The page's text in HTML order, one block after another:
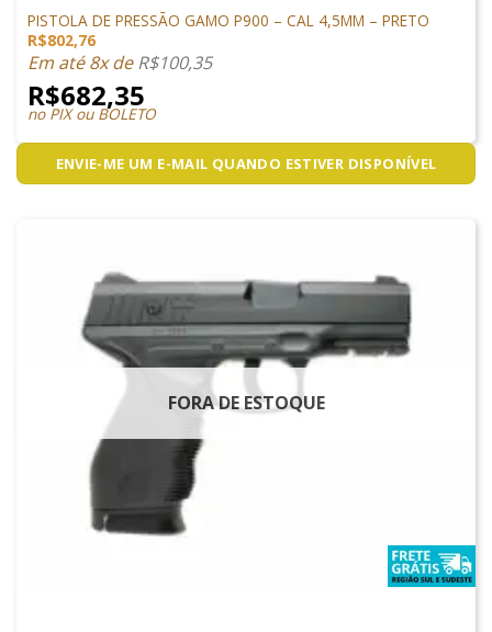
PISTOLA DE PRESSÃO GAMO P900 – CAL 4,5MM – PRETO
R$802,76
Em até 8x deR$100,35
R$682,35
no PIX ou BOLETO
ENVIE-ME UM E-MAIL QUANDO ESTIVER DISPONÍVEL
FORA DE ESTOQUE